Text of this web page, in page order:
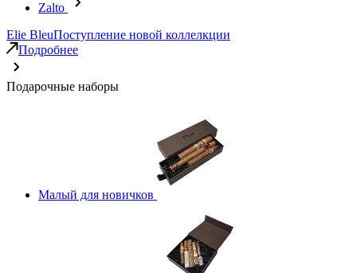
Zalto
Elie BleuПоступление новой коллелкции
Подробнее
Подарочные наборы
Малый для новичков